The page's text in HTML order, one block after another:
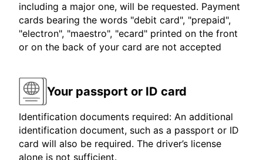
including a major one, will be requested. Payment
cards bearing the words "debit card", "prepaid",
"electron", "maestro", "ecard" printed on the front
or on the back of your card are not accepted
Your passport or ID card
Identification documents required: An additional
identification document, such as a passport or ID
card will also be required. The driver’s license
alone is not sufficient.